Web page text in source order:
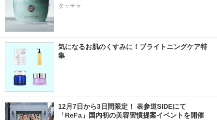
タッチャ
気になるお肌のくすみに！ブライトニングケア特
集
12月7日から3日間限定！ 表参道SIDEにて
「ReFa」国内初の美容習慣提案イベントを開催